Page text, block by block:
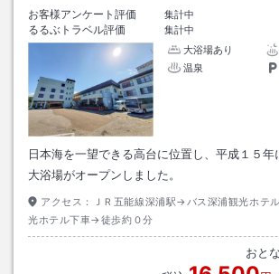
お客様アンケート評価
集計中
るるぶトラベル評価
集計中
大浴場あり
温泉
日本海を一望できる高台に位置し、平成１５
大浴場がオープンしました。
アクセス：
ＪＲ五能線深浦駅→バス深浦観光ホテ
光ホテル下車→徒歩約０分
おとな